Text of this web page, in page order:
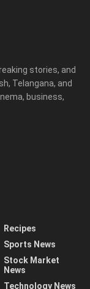
stories, and
Telangana, and
business,
Recipes
Sports News
Stock Market
News
Technology News